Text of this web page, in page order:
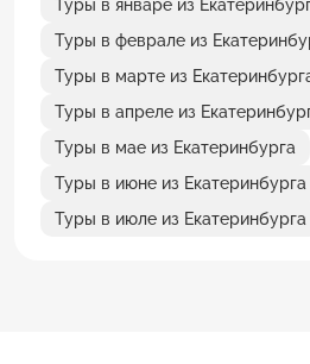
Туры в январе из
Туры в феврале из
Туры в марте из
Туры в апреле из
Туры в мае из Екатеринбурга
Туры в июне из Екатеринбурга
Туры в июле из Екатеринбурга